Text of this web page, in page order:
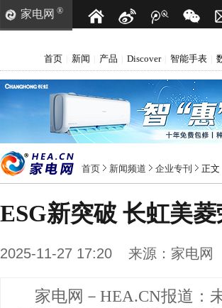
家电网 ®
首页 新闻 产品 Discover 智能手表
首页 新闻频道 企业专刊 正文
ESG新突破 长虹美
2025-11-27 17:20 来源： 家电网
家电网－HEA.CN报道：